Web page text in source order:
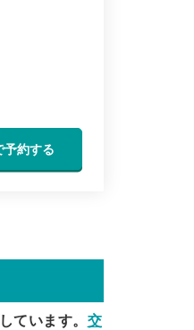
予約する
ています。 交